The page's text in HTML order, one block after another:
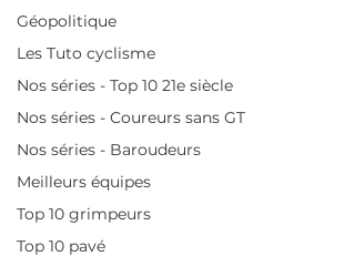
Géopolitique
Les Tuto cyclisme
Nos séries - Top 10 21e siècle
Nos séries - Coureurs sans GT
Nos séries - Baroudeurs
Meilleurs équipes
Top 10 grimpeurs
Top 10 pavé